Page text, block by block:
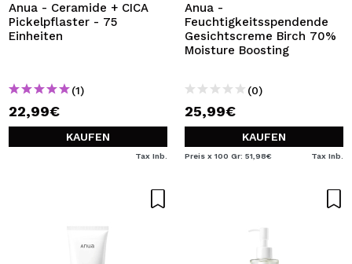
Anua - Ceramide + CICA
Pickelpflaster - 75
Einheiten
(1)
22,99€
KAUFEN
Tax Inb.
Anua -
Feuchtigkeitsspendende
Gesichtscreme Birch 70%
Moisture Boosting
(0)
25,99€
KAUFEN
Preis x 100 Gr: 51,98€ Tax Inb.